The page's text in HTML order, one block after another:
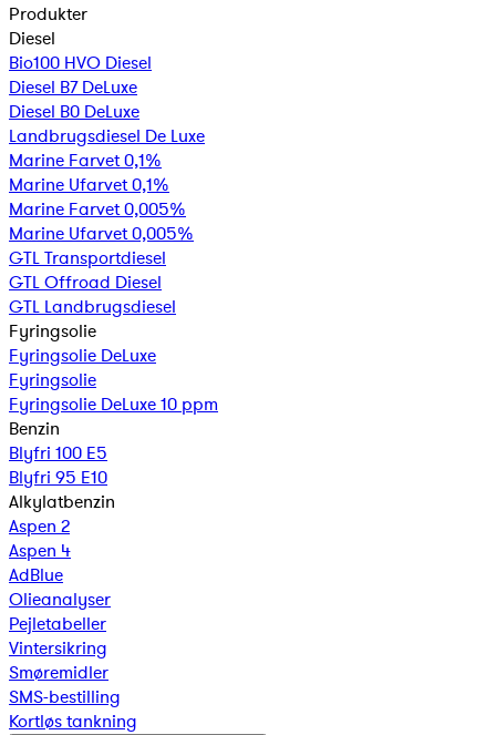
Produkter
Diesel
Bio100 HVO Diesel
Diesel B7 DeLuxe
Diesel B0 DeLuxe
Landbrugsdiesel De Luxe
Marine Farvet 0,1%
Marine Ufarvet 0,1%
Marine Farvet 0,005%
Marine Ufarvet 0,005%
GTL Transportdiesel
GTL Offroad Diesel
GTL Landbrugsdiesel
Fyringsolie
Fyringsolie DeLuxe
Fyringsolie
Fyringsolie DeLuxe 10 ppm
Benzin
Blyfri 100 E5
Blyfri 95 E10
Alkylatbenzin
Aspen 2
Aspen 4
AdBlue
Olieanalyser
Pejletabeller
Vintersikring
Smøremidler
SMS-bestilling
Kortløs tankning